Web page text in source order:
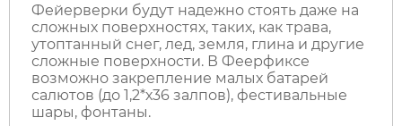
Фейерверки будут надежно стоять даже на
сложных поверхностях, таких, как трава,
утоптанный снег, лед, земля, глина и другие
сложные поверхности. В Феерфиксе
возможно закрепление малых батарей
салютов (до 1,2*х36 залпов), фестивальные
шары, фонтаны.